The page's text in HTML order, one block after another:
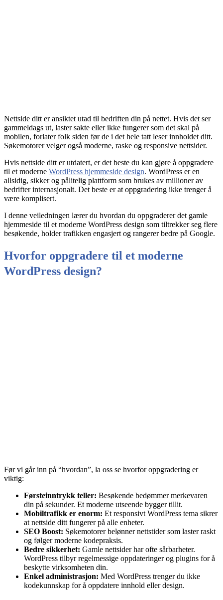
Nettside ditt er ansiktet utad til bedriften din på nettet. Hvis det ser
gammeldags ut, laster sakte eller ikke fungerer som det skal på
mobilen, forlater folk siden før de i det hele tatt leser innholdet ditt.
Søkemotorer velger også moderne, raske og responsive nettsider.
Hvis nettside ditt er utdatert, er det beste du kan gjøre å oppgradere
til et moderne WordPress hjemmeside design. WordPress er en
allsidig, sikker og pålitelig plattform som brukes av millioner av
bedrifter internasjonalt. Det beste er at oppgradering ikke trenger å
være komplisert.
I denne veiledningen lærer du hvordan du oppgraderer det gamle
hjemmeside til et moderne WordPress design som tiltrekker seg flere
besøkende, holder trafikken engasjert og rangerer bedre på Google.
Hvorfor oppgradere til et moderne
WordPress design?
Før vi går inn på “hvordan”, la oss se hvorfor oppgradering er
viktig:
Førsteinntrykk teller: Besøkende bedømmer merkevaren
din på sekunder. Et moderne utseende bygger tillit.
Mobiltrafikk er enorm: Et responsivt WordPress tema sikrer
at nettside ditt fungerer på alle enheter.
SEO Boost: Søkemotorer belønner nettstider som laster raskt
og følger moderne kodepraksis.
Bedre sikkerhet: Gamle nettsider har ofte sårbarheter.
WordPress tilbyr regelmessige oppdateringer og plugins for å
beskytte virksomheten din.
Enkel administrasjon: Med WordPress trenger du ikke
kodekunnskap for å oppdatere innhold eller design.